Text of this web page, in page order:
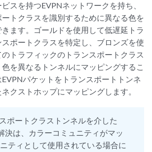
スを持つEVPNネットワークを持ち、
トクラスを識別するために異なる色を
ます。ゴールドを使用して低遅延トラ
ポートクラスを特定し、ブロンズを使
トラフィックのトランスポートクラス
を異なるトンネルにマッピングするこ
パケットをトランスポートトンネ
クストホップにマッピングします。
ポートクラストンネルを介した
決は、カラーコミュニティがマッ
ティとして使用されている場合に